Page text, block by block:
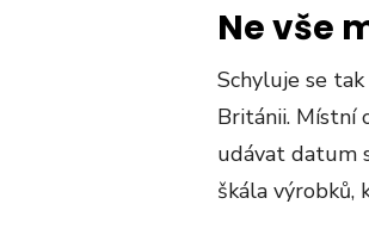
Ne vše
Schyluje se
Británii. Místní
udávat datum
škála výrobků,